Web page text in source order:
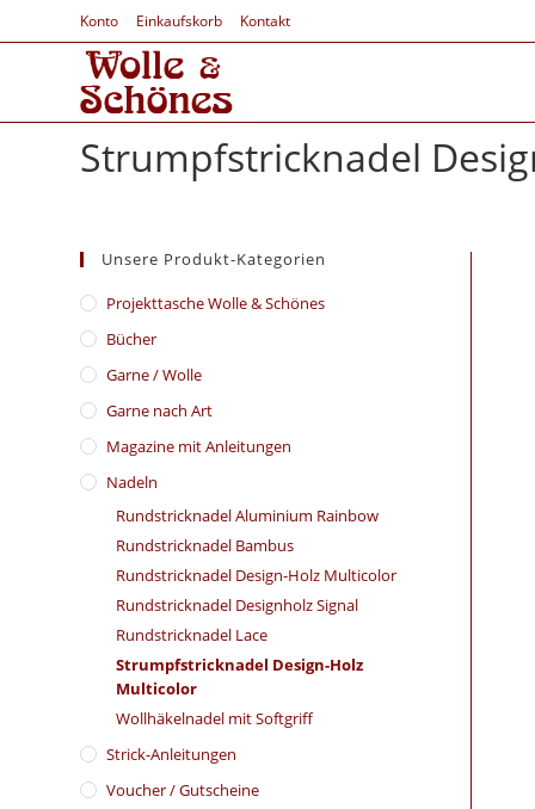
Konto Einkaufskorb Kontakt
Strumpfstricknadel
Unsere Produkt-Kategorien
​Projekttasche Wolle & Schönes
Bücher
Garne / Wolle
Garne nach Art
Magazine mit Anleitungen
Nadeln
Rundstricknadel Aluminium Rainbow
Rundstricknadel Bambus
Rundstricknadel Design-Holz Multicolor
Rundstricknadel Designholz Signal
Rundstricknadel Lace
Strumpfstricknadel Design-Holz
Multicolor
Wollhäkelnadel mit Softgriff
Strick-Anleitungen
Voucher / Gutscheine